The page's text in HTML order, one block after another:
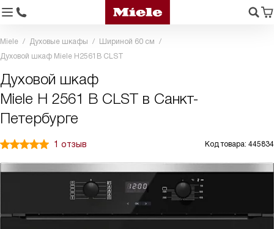
Miele Духовые шкафы
Шириной 60 см
Духовой шкаф Miele H2561B CLST
Духовой шкаф
Miele H 2561 B CLST в Санкт-
Петербурге
1 отзыв Код товара: 445834